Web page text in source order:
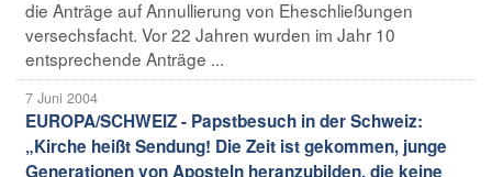
die Anträge auf Annullierung von Eheschließungen
versechsfacht. Vor 22 Jahren wurden im Jahr 10
entsprechende Anträge ...
7 Juni 2004
EUROPA/SCHWEIZ - Papstbesuch in der Schweiz:
„Kirche heißt Sendung! Die Zeit ist gekommen, junge
Generationen von Aposteln heranzubilden, die keine